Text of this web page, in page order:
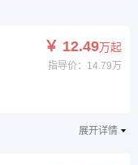
￥ 12.49万起
指导价：14.79万
展开详情